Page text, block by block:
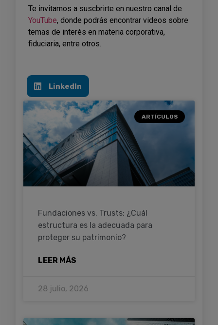
Te invitamos a suscbrirte en nuestro canal de
YouTube, donde podrás encontrar videos sobre
temas de interés en materia corporativa,
fiduciaria, entre otros.
LinkedIn
ARTÍCULOS
Fundaciones vs. Trusts: ¿Cuál
estructura es la adecuada para
proteger su patrimonio?
LEER MÁS
28 julio, 2026